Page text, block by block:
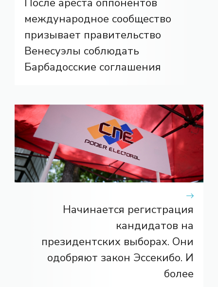
международное сообщество
призывает правительство
Венесуэлы соблюдать
Барбадосские соглашения
Начинается регистрация
кандидатов на
президентских выборах. Они
одобряют закон Эссекибо. И
более